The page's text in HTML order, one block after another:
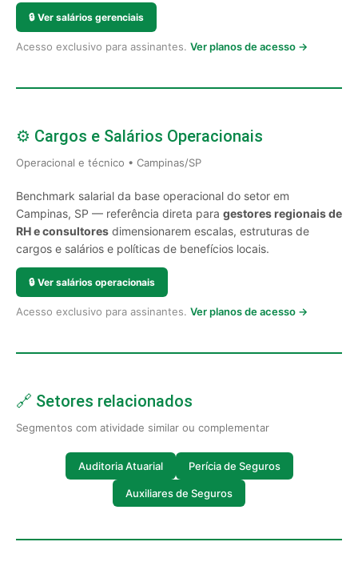
🔒 Ver salários gerenciais
Acesso exclusivo para assinantes. Ver planos de acesso →
⚙️ Cargos e Salários Operacionais
Operacional e técnico • Campinas/SP
Benchmark salarial da base operacional do setor em
Campinas, SP — referência direta para gestores regionais de
RH e consultores dimensionarem escalas, estruturas de
cargos e salários e políticas de benefícios locais.
🔒 Ver salários operacionais
Acesso exclusivo para assinantes. Ver planos de acesso →
🔗 Setores relacionados
Segmentos com atividade similar ou complementar
Auditoria Atuarial Perícia de Seguros
Auxiliares de Seguros